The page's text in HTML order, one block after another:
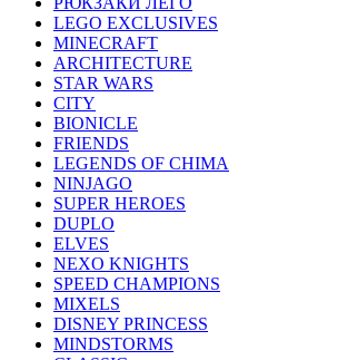
LEGO EXCLUSIVES
MINECRAFT
ARCHITECTURE
STAR WARS
CITY
BIONICLE
FRIENDS
LEGENDS OF CHIMA
NINJAGO
SUPER HEROES
DUPLO
ELVES
NEXO KNIGHTS
SPEED CHAMPIONS
MIXELS
DISNEY PRINCESS
MINDSTORMS